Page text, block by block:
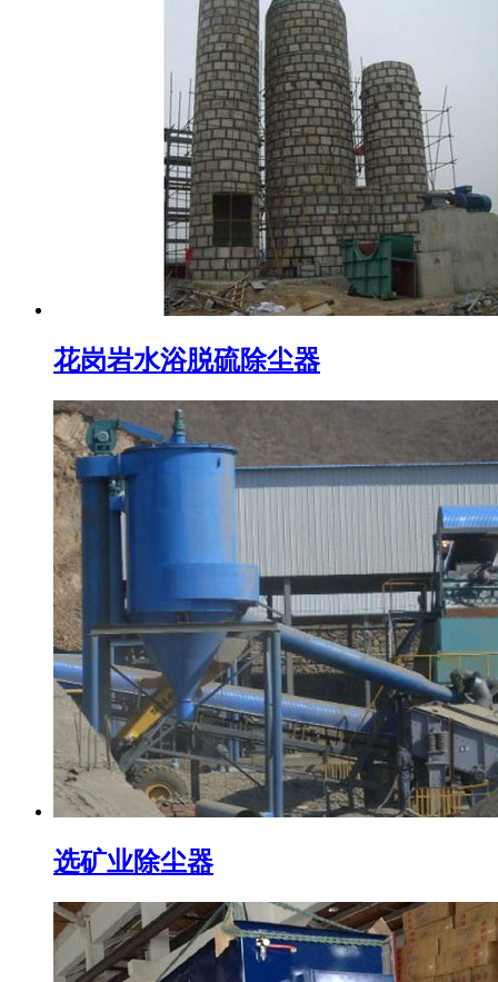
花岗岩水浴脱硫除尘器
选矿业除尘器